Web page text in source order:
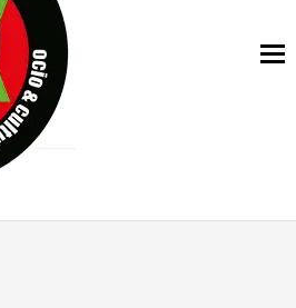
EXVITA INTERPRETANDO A SERRAT
DE ARMONÍA PERSECUTORIA]
NOS EXPLICA [DESCASADA]
TENGO PUTOS SUEÑOS»